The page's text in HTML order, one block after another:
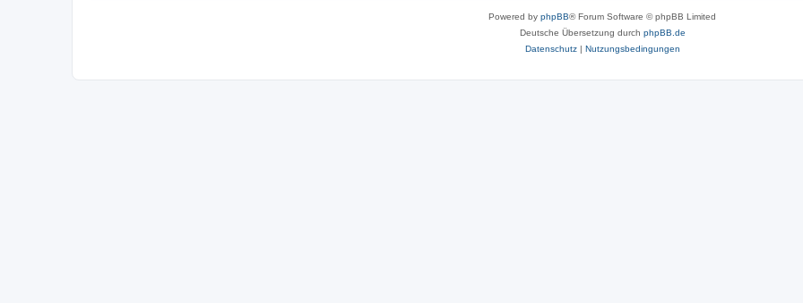
Powered by phpBB® Forum Software © phpBB Limited
Deutsche Übersetzung durch phpBB.de
Datenschutz| Nutzungsbedingungen